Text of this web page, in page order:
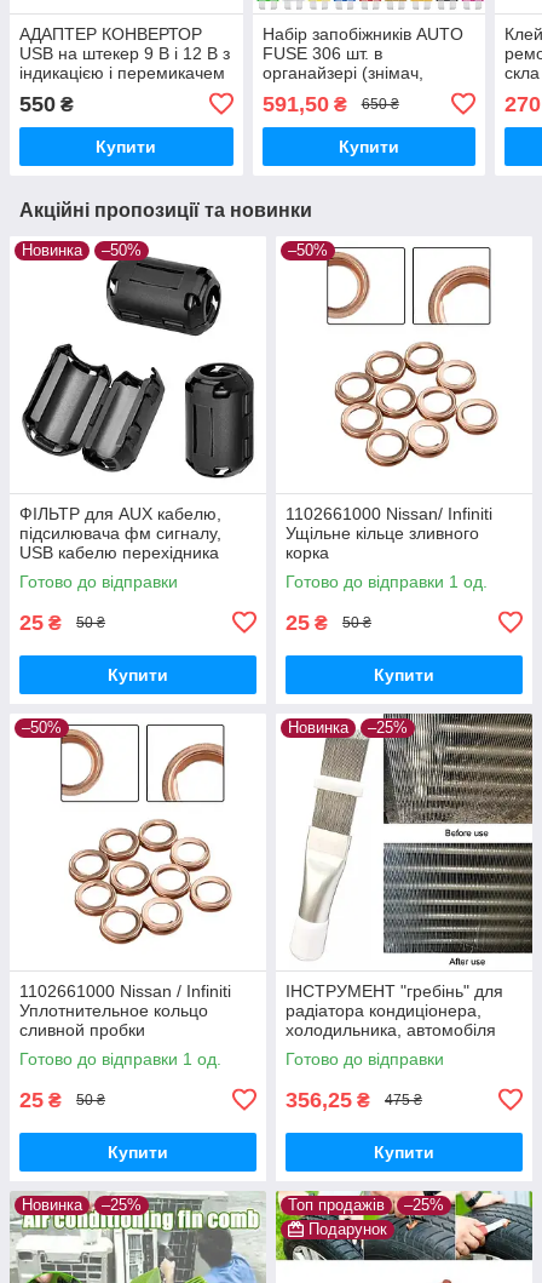
АДАПТЕР КОНВЕРТОР
USB на штекер 9 В і 12 В з
індикацією і перемикачем
550 ₴
Купити
Набір запобіжників AUTO
FUSE 306 шт. в
органайзері (знімач,
591,50₴ 650 ₴
Купити
270
Акційні пропозиції та новинки
Новинка –50%
ФІЛЬТР для AUX кабелю,
підсилювача фм сигналу,
USB кабелю перехідника
Готово до відправки
25 ₴ 50 ₴
Купити
–50%
1102661000 Nissan/ Infiniti
Ущільне кільце зливного
корка
Готово до відправки 1 од.
25 ₴ 50 ₴
Купити
–50%
1102661000 Nissan / Infiniti
Уплотнительное кольцо
сливной пробки
Готово до відправки 1 од.
25 ₴ 50 ₴
Купити
Новинка –25%
ІНСТРУМЕНТ "гребінь" для
радіатора кондиціонера,
холодильника, автомобіля
(очищення, ремонт)
Готово до відправки
356,25 ₴ 475 ₴
Купити
Новинка –25% Топ продажів
–25%
Подарунок